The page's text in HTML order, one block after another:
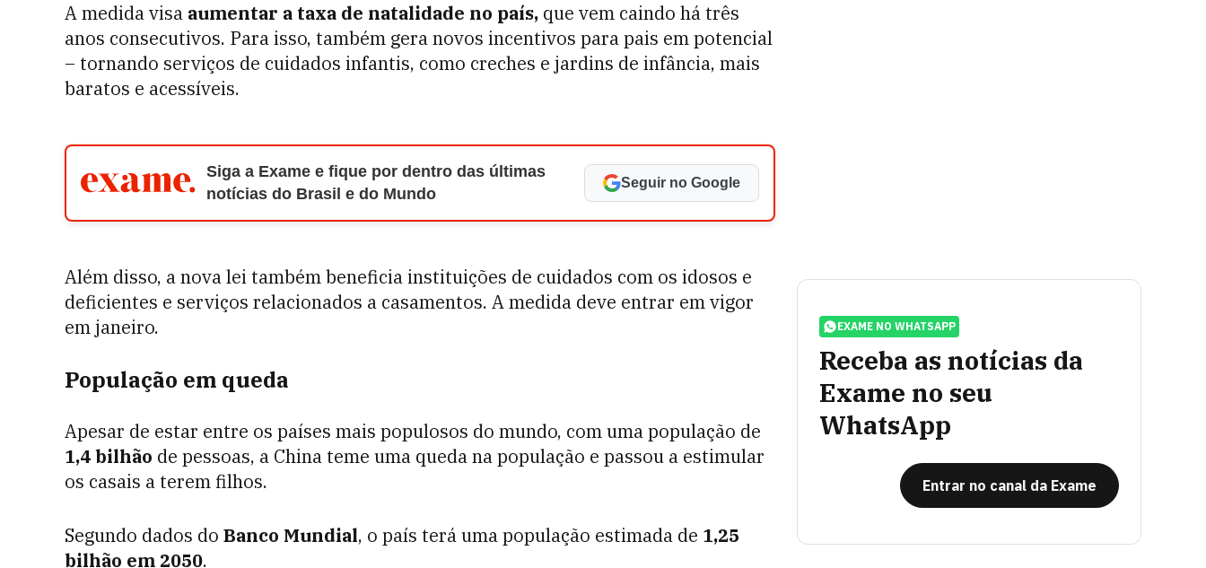
A medida visa aumentar a taxa de natalidade no país, que vem caindo há três
anos consecutivos. Para isso, também gera novos incentivos para pais em potencial
– tornando serviços de cuidados infantis, como creches e jardins de infância, mais
baratos e acessíveis.
Siga a Exame e fique por dentro das últimas
notícias do Brasil e do Mundo
Seguir no Google
Além disso, a nova lei também beneficia instituições de cuidados com os idosos e
deficientes e serviços relacionados a casamentos. A medida deve entrar em vigor
em janeiro.
População em queda
Apesar de estar entre os países mais populosos do mundo, com uma população de
1,4 bilhão de pessoas, a China teme uma queda na população e passou a estimular
os casais a terem filhos.
Segundo dados do Banco Mundial, o país terá uma população estimada de 1,25
bilhão em 2050.
EXAME NO WHATSAPP
Receba as notícias da
Exame no seu
WhatsApp
Entrar no canal da Exame